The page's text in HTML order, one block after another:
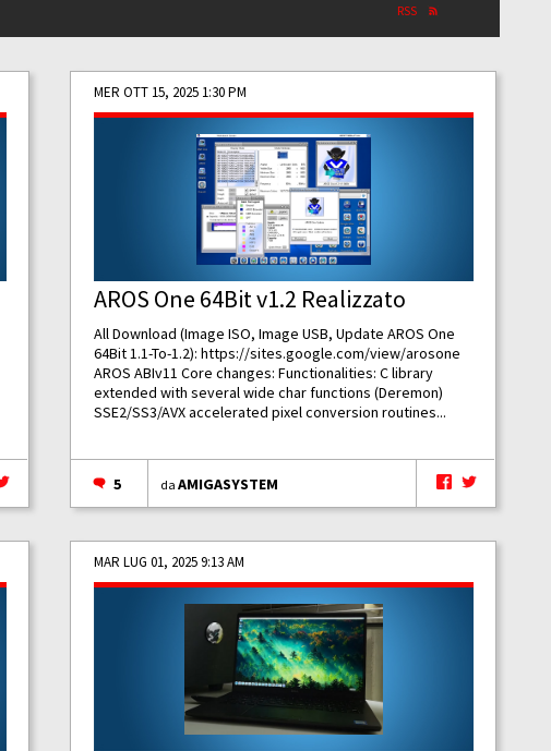
RSS
MER OTT 15, 2025 1:30 PM
AROS One 64Bit v1.2 Realizzato
All Download (Image ISO, Image USB, Update AROS One
64Bit 1.1-To-1.2): https://sites.google.com/view/arosone
AROS ABIv11 Core changes: Functionalities: C library
extended with several wide char functions (Deremon)
SSE2/SS3/AVX accelerated pixel conversion routines...
5 daAMIGASYSTEM
MAR LUG 01, 2025 9:13 AM